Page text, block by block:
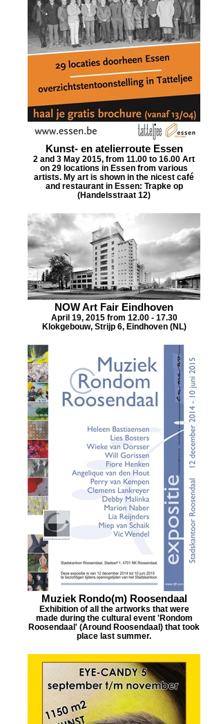
Kunst- en atelierroute Essen
2 and 3 May 2015, from 11.00 to 16.00 Art
on 29 locations in Essen from various
artists. My art is shown in the nicest café
and restaurant in Essen: Trapke op
(Handelsstraat 12)
NOW Art Fair Eindhoven
April 19, 2015 from 12.00 - 17.30
Klokgebouw, Strijp 6, Eindhoven (NL)
Muziek Rondo(m) Roosendaal
Exhibition of all the artworks that were
made during the cultural event 'Rondom
Roosendaal' (Around Roosendaal) that took
place last summer.